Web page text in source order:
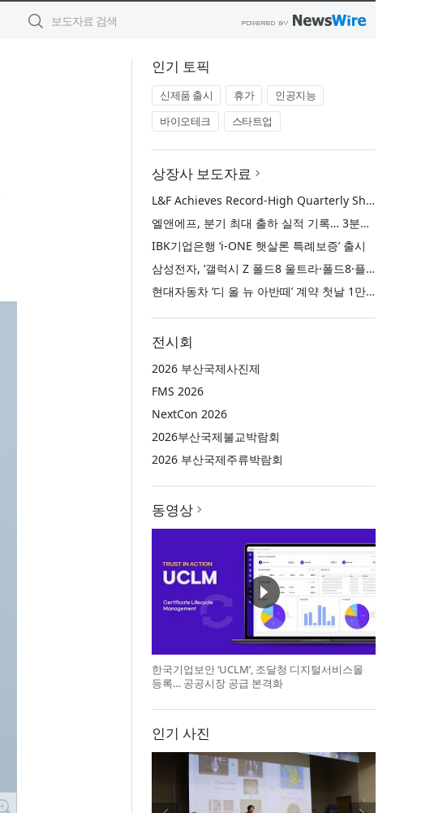
인기 토픽
신제품 출시 휴가
인공지능
바이오테크
스타트업
상장사 보도자료
L&F Achieves Record-High Quarterly Shipments, Begins LFP Supply for North American ESS in Q3 Advancing its Two-Track NCM and LFP Growth Strategy
엘앤에프, 분기 최대 출하 실적 기록… 3분기 북미 ESS향 LFP 공급 착수 NCM+LFP ‘2-Track’ 성장 전략 실현
IBK기업은행 ‘i-ONE 햇살론 특례보증’ 출시
삼성전자, ‘갤럭시 Z 폴드8 울트라·폴드8·플립8’과 ‘갤럭시 워치 울트라2·워치9’ 국내 공식 출시
현대자동차 ‘디 올 뉴 아반떼’ 계약 첫날 1만 대 돌파
전시회
2026 부산국제사진제
FMS 2026
NextCon 2026
2026부산국제불교박람회
2026 부산국제주류박람회
동영상
한국기업보안 ‘UCLM’, 조달청 디지털서비스몰
등록… 공공시장 공급 본격화
인기 사진